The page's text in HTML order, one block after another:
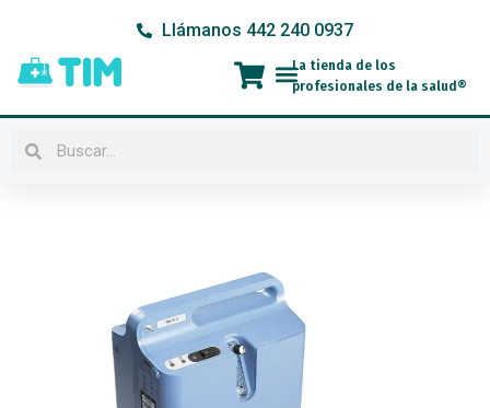
contenido
Llámanos 442 240 0937
Menú
La tienda de los
profesionales de la salud®
Buscar